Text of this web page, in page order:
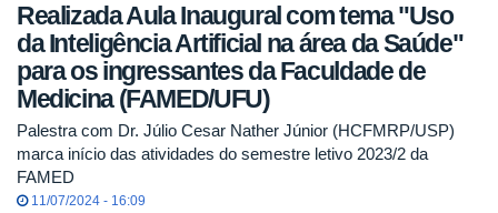
Realizada Aula Inaugural com tema "Uso
da Inteligência Artificial na área da Saúde"
para os ingressantes da Faculdade de
Medicina (FAMED/UFU)
Palestra com Dr. Júlio Cesar Nather Júnior (HCFMRP/USP)
marca início das atividades do semestre letivo 2023/2 da
FAMED
11/07/2024 - 16:09